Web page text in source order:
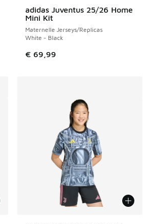
adidas Juventus 25/26 Home
Mini Kit
Maternelle Jerseys/Replicas
White - Black
€ 69,99